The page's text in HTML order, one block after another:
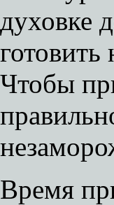
духовке
Чтобы
Время